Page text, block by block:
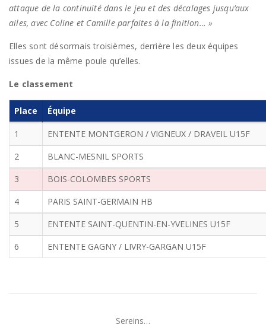
attaque de la continuité dans le jeu et des décalages jusqu’aux
ailes, avec Coline et Camille parfaites à la finition… »
Elles sont désormais troisièmes, derrière les deux équipes
issues de la même poule qu’elles.
Le classement
Place Équipe
1
ENTENTE MONTGERON / VIGNEUX / DRAVEIL U15F
2
BLANC-MESNIL SPORTS
3
BOIS-COLOMBES SPORTS
4
PARIS SAINT-GERMAIN HB
5
ENTENTE SAINT-QUENTIN-EN-YVELINES U15F
6
ENTENTE GAGNY / LIVRY-GARGAN U15F
Sereins…